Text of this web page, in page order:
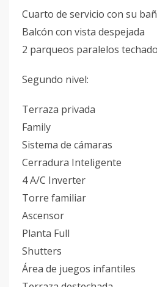
Cuarto de servicio con su
Balcón con vista despejada
2 parqueos paralelos
Segundo nivel:
Terraza privada
Family
Sistema de cámaras
Cerradura Inteligente
4 A/C Inverter
Torre familiar
Ascensor
Planta Full
Shutters
Área de juegos infantiles